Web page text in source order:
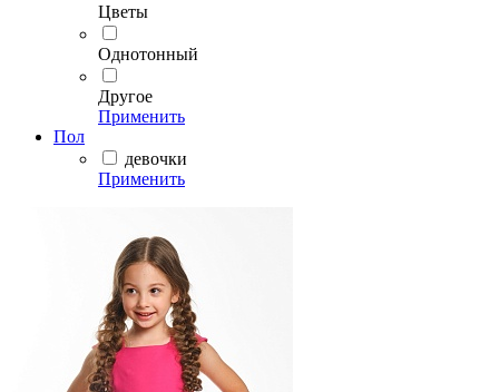
Цветы
Однотонный
Другое
Применить
Пол
девочки
Применить